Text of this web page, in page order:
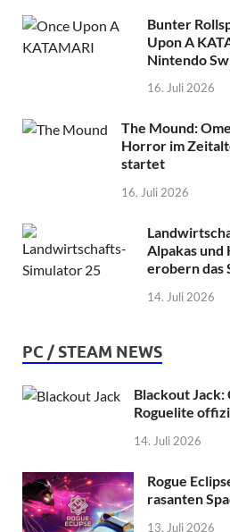
Bunter
Upon A
Nintendo
16. Juli 2026
The Mound:
Horror im
startet
16. Juli 2026
Alpakas und
erobern das
14. Juli 2026
PC / STEAM NEWS
Blackout Jack:
Roguelite
14. Juli 2026
Rogue
rasanten
13. Juli 2026